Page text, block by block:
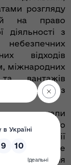
розгляду
на право
діяльності з
відходів
міжнародних
вантажів
згідно з
що стали
рішення про
ліцензії
може
отримання